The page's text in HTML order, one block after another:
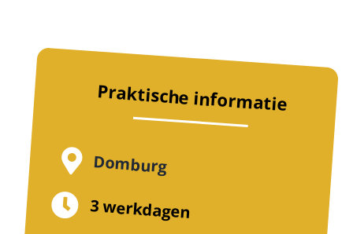
Praktische informatie
Domburg
3 werkdagen